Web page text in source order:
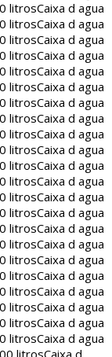
litrosCaixa d agua
litrosCaixa d agua
litrosCaixa d agua
litrosCaixa d agua
litrosCaixa d agua
litrosCaixa d agua
litrosCaixa d agua
litrosCaixa d agua
litrosCaixa d agua
litrosCaixa d agua
litrosCaixa d agua
litrosCaixa d agua
litrosCaixa d agua
litrosCaixa d agua
litrosCaixa d agua
litrosCaixa d agua
litrosCaixa d agua
litrosCaixa d agua
litrosCaixa d agua
litrosCaixa d agua
litrosCaixa d agua
litrosCaixa d agua